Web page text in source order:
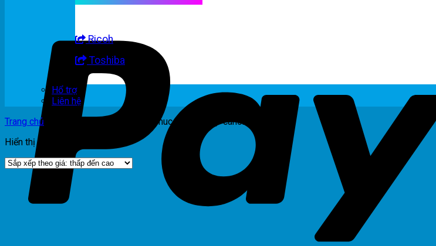
Ricoh
Toshiba
Hổ trợ
Liên hệ
Trang chủ
Sản phẩm được gắn thẻ “muc-photocopy-canon-ir-2930i”
Hiển thị kết quả duy nhất